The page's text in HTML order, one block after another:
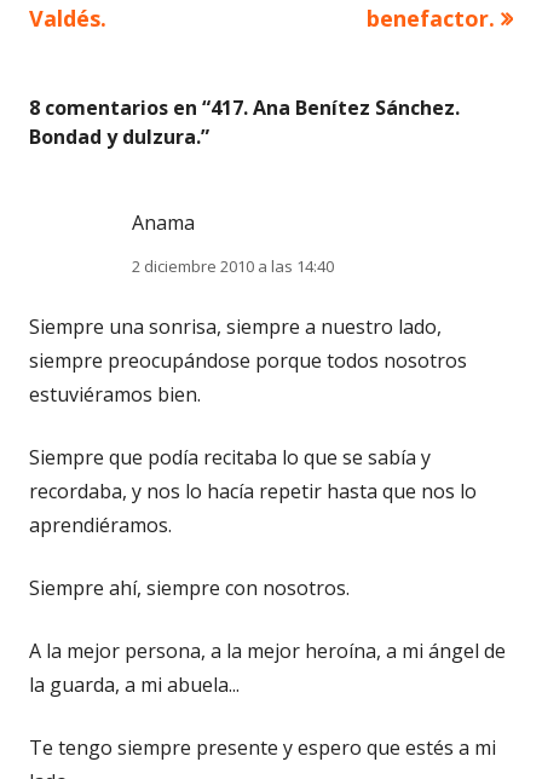
entradas
Valdés.
benefactor.
8 comentarios en “417. Ana Benítez Sánchez.
Bondad y dulzura.”
Anama
2 diciembre 2010 a las 14:40
Siempre una sonrisa, siempre a nuestro lado,
siempre preocupándose porque todos nosotros
estuviéramos bien.
Siempre que podía recitaba lo que se sabía y
recordaba, y nos lo hacía repetir hasta que nos lo
aprendiéramos.
Siempre ahí, siempre con nosotros.
A la mejor persona, a la mejor heroína, a mi ángel de
la guarda, a mi abuela...
Te tengo siempre presente y espero que estés a mi